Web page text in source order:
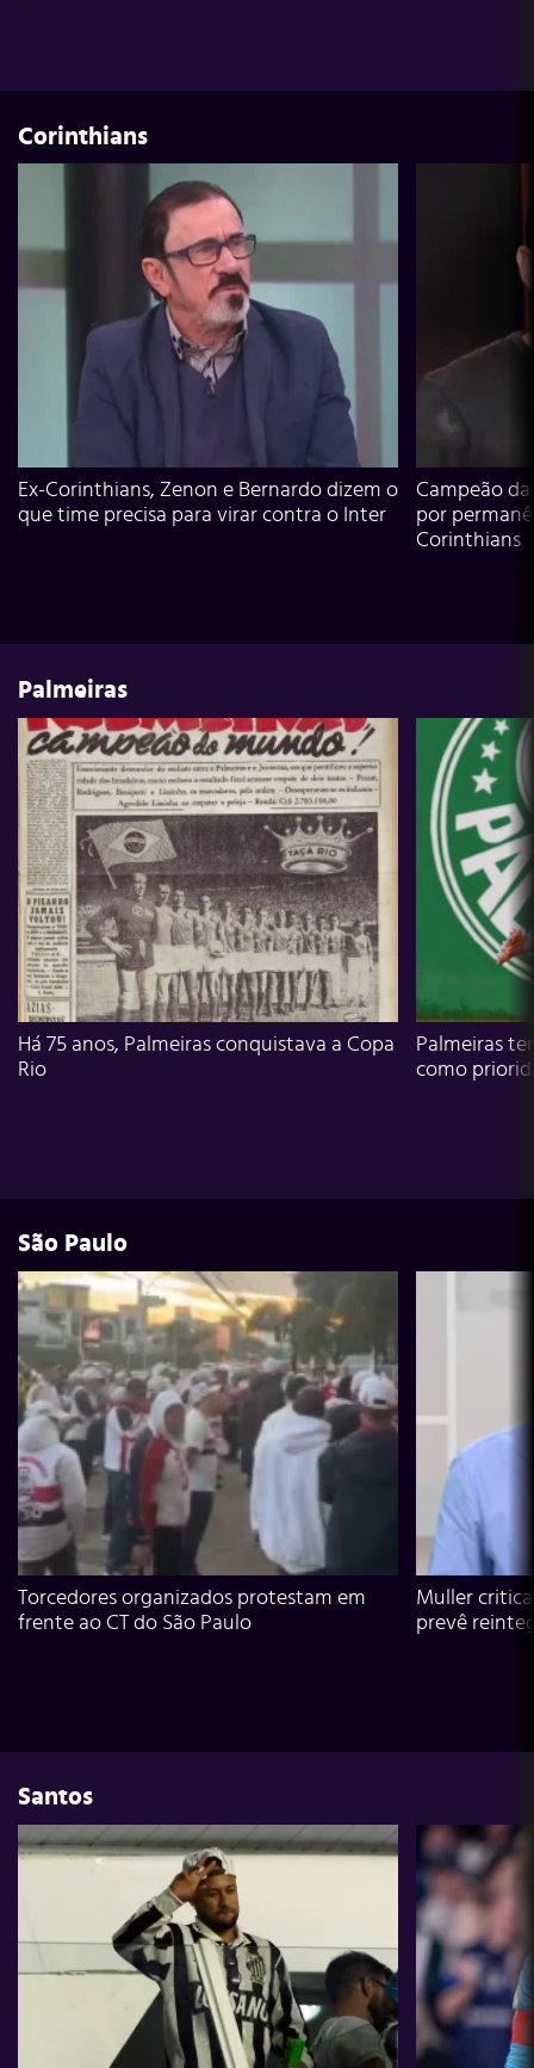
Corinthians
Ex-Corinthians, Zenon e Bernardo dizem o
que time precisa para virar contra o Inter
Campeão
por
Corinthians
Palmeiras
Há 75 anos, Palmeiras conquistava a Copa
Rio
Palmeiras
como
São Paulo
Torcedores organizados protestam em
frente ao CT do São Paulo
Muller
prevê
Santos